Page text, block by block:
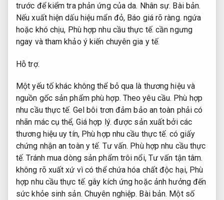
trước để kiểm tra phản ứng của da. Nhân sự. Bài bản.
Nếu xuất hiện dấu hiệu mẩn đỏ, Báo giá rõ ràng. ngứa
hoặc khó chịu, Phù hợp nhu cầu thực tế. cần ngưng
ngay và tham khảo ý kiến chuyên gia y tế.
Hỗ trợ.
Một yếu tố khác không thể bỏ qua là thương hiệu và
nguồn gốc sản phẩm phù hợp. Theo yêu cầu. Phù hợp
nhu cầu thực tế. Gel bôi trơn đảm bảo an toàn phải có
nhãn mác cụ thể, Giá hợp lý. được sản xuất bởi các
thương hiệu uy tín, Phù hợp nhu cầu thực tế. có giấy
chứng nhận an toàn y tế. Tư vấn. Phù hợp nhu cầu thực
tế. Tránh mua dòng sản phẩm trôi nổi, Tư vấn tận tâm.
không rõ xuất xứ vì có thể chứa hóa chất độc hại, Phù
hợp nhu cầu thực tế. gây kích ứng hoặc ảnh hưởng đến
sức khỏe sinh sản. Chuyên nghiệp. Bài bản. Một số